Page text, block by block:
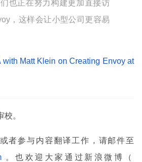
也正在努力构建更加直接访
，这样会让小型公司更容易
with Matt Klein on Creating Envoy at
校。
者参与内容翻译工作，请邮件至
。也欢迎大家通过新浪微博（